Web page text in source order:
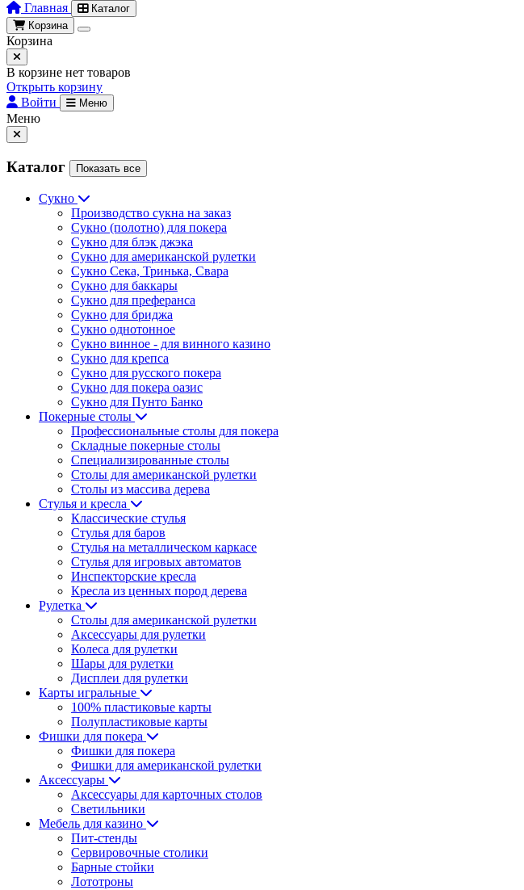
Главная
Каталог
Корзина
Корзина
В корзине нет товаров
Открыть корзину
Войти
Меню
Меню
Каталог Показать все
Сукно
Производство сукна на заказ
Сукно (полотно) для покера
Сукно для блэк джэка
Сукно для американской рулетки
Сукно Сека, Тринька, Свара
Сукно для баккары
Сукно для преферанса
Сукно для бриджа
Сукно однотонное
Сукно винное - для винного казино
Сукно для крепса
Сукно для русского покера
Сукно для покера оазис
Сукно для Пунто Банко
Покерные столы
Профессиональные столы для покера
Складные покерные столы
Специализированные столы
Столы для американской рулетки
Столы из массива дерева
Стулья и кресла
Классические стулья
Стулья для баров
Стулья на металлическом каркасе
Стулья для игровых автоматов
Инспекторские кресла
Кресла из ценных пород дерева
Рулетка
Столы для американской рулетки
Аксессуары для рулетки
Колеса для рулетки
Шары для рулетки
Дисплеи для рулетки
Карты игральные
100% пластиковые карты
Полупластиковые карты
Фишки для покера
Фишки для покера
Фишки для американской рулетки
Аксессуары
Аксессуары для карточных столов
Светильники
Мебель для казино
Пит-стенды
Сервировочные столики
Барные стойки
Лототроны